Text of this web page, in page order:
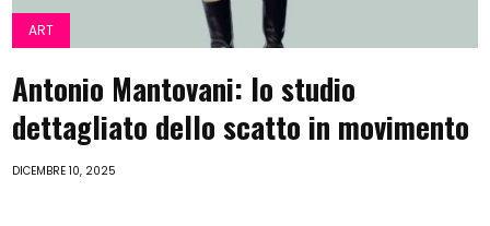
ART
Antonio Mantovani: lo studio
dettagliato dello scatto in movimento
DICEMBRE 10, 2025